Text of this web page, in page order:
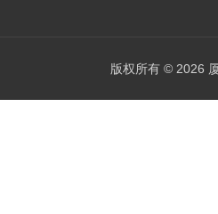
版权所有 © 2026